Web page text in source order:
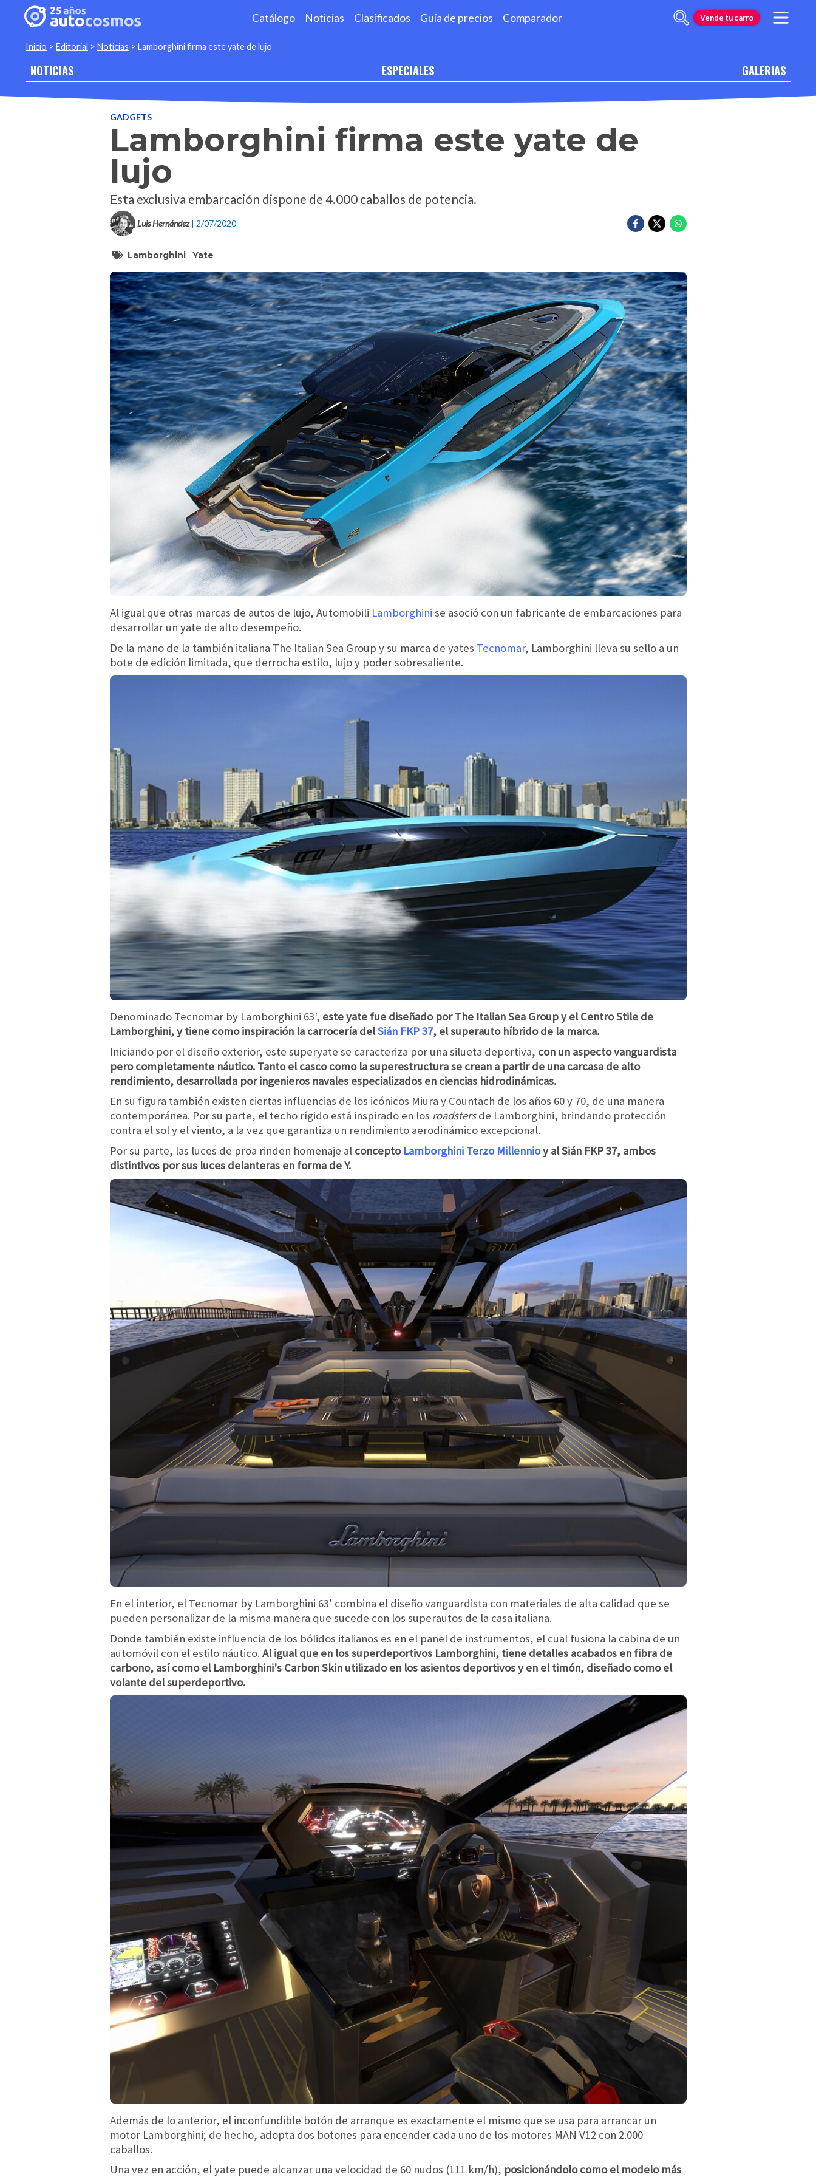
Catálogo Noticias Clasificados Guía de precios Comparador Vende tu carro
Inicio > Editorial > Noticias > Lamborghini firma este yate de lujo
NOTICIAS ESPECIALES GALERIAS
GADGETS
Lamborghini firma este yate de
lujo
Esta exclusiva embarcación dispone de 4.000 caballos de potencia.
Luis Hernández | 2/07/2020
Lamborghini Yate
Al igual que otras marcas de autos de lujo, Automobili Lamborghini se asoció con un fabricante de embarcaciones para
desarrollar un yate de alto desempeño.
De la mano de la también italiana The Italian Sea Group y su marca de yates Tecnomar, Lamborghini lleva su sello a un
bote de edición limitada, que derrocha estilo, lujo y poder sobresaliente.
Denominado Tecnomar by Lamborghini 63', este yate fue diseñado por The Italian Sea Group y el Centro Stile de
Lamborghini, y tiene como inspiración la carrocería delSián FKP 37, el superauto híbrido de la marca.
Iniciando por el diseño exterior, este superyate se caracteriza por una silueta deportiva, con un aspecto vanguardista
pero completamente náutico. Tanto el casco como la superestructura se crean a partir de una carcasa de alto
rendimiento, desarrollada por ingenieros navales especializados en ciencias hidrodinámicas.
En su figura también existen ciertas influencias de los icónicos Miura y Countach de los años 60 y 70, de una manera
contemporánea. Por su parte, el techo rígido está inspirado en los roadstersde Lamborghini, brindando protección
contra el sol y el viento, a la vez que garantiza un rendimiento aerodinámico excepcional.
Por su parte, las luces de proa rinden homenaje al concepto Lamborghini Terzo Millennioy al Sián FKP 37, ambos
distintivos por sus luces delanteras en forma de Y.
En el interior, el Tecnomar by Lamborghini 63' combina el diseño vanguardista con materiales de alta calidad que se
pueden personalizar de la misma manera que sucede con los superautos de la casa italiana.
Donde también existe influencia de los bólidos italianos es en el panel de instrumentos, el cual fusiona la cabina de un
automóvil con el estilo náutico. Al igual que en los superdeportivos Lamborghini, tiene detalles acabados en fibra de
carbono, así como el Lamborghini's Carbon Skin utilizado en los asientos deportivos y en el timón, diseñado como el
volante del superdeportivo.
Además de lo anterior, el inconfundible botón de arranque es exactamente el mismo que se usa para arrancar un
motor Lamborghini; de hecho, adopta dos botones para encender cada uno de los motores MAN V12 con 2.000
caballos.
Una vez en acción, el yate puede alcanzar una velocidad de 60 nudos (111 km/h), posicionándolo como el modelo más